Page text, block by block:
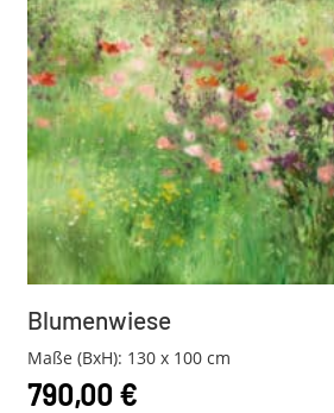
Blumenwiese
Maße (BxH): 130 x 100 cm
790,00 €